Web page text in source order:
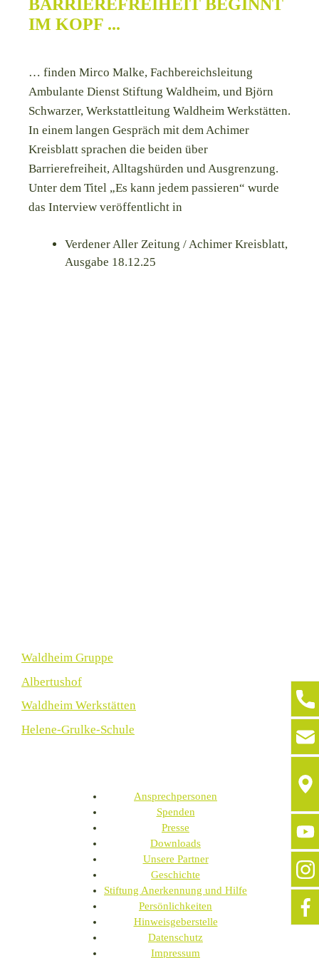
BARRIEREFREIHEIT BEGINNT
IM KOPF ...
… finden Mirco Malke, Fachbereichsleitung
Ambulante Dienst Stiftung Waldheim, und Björn
Schwarzer, Werkstattleitung Waldheim Werkstätten.
In einem langen Gespräch mit dem Achimer
Kreisblatt sprachen die beiden über
Barrierefreiheit, Alltagshürden und Ausgrenzung.
Unter dem Titel „Es kann jedem passieren“ wurde
das Interview veröffentlicht in
Verdener Aller Zeitung / Achimer Kreisblatt,
Ausgabe 18.12.25
Waldheim Gruppe
Albertushof
Waldheim Werkstätten
Helene-Grulke-Schule
Ansprechpersonen
Spenden
Presse
Downloads
Unsere Partner
Geschichte
Stiftung Anerkennung und Hilfe
Persönlichkeiten
Hinweisgeberstelle
Datenschutz
Impressum